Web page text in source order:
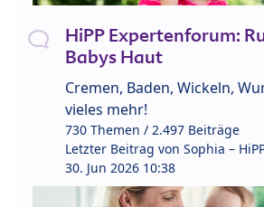
HiPP Expertenforum:
Babys Haut
Cremen, Baden, Wickeln,
vieles mehr!
730 Themen / 2.497 Beiträge
Letzter Beitrag von Sophia –
30. Jun 2026 10:38